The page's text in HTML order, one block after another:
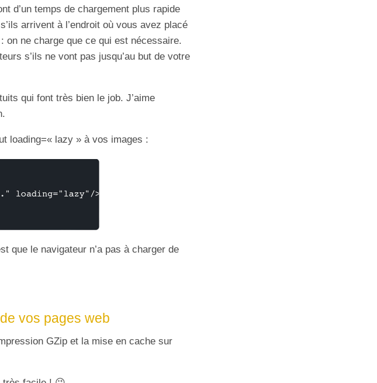
d’un temps de chargement plus rapide
arrivent à l’endroit où vous avez placé
on ne charge que ce qui est nécessaire.
s’ils ne vont pas jusqu’au but de votre
qui font très bien le job. J’aime
loading=« lazy » à vos images :
que le navigateur n’a pas à charger de
vos pages web
GZip et la mise en cache sur